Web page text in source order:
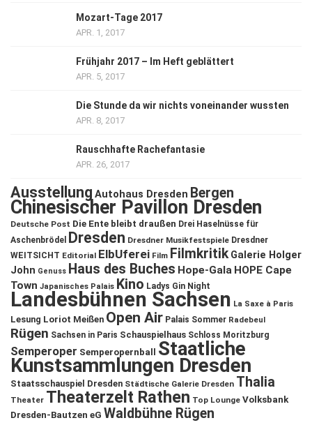
Mozart-Tage 2017
APR. 1, 2017
Frühjahr 2017 – Im Heft geblättert
APR. 5, 2017
Die Stunde da wir nichts voneinander wussten
APR. 8, 2017
Rauschhafte Rachefantasie
APR. 26, 2017
Ausstellung Autohaus Dresden Bergen
Chinesischer Pavillon Dresden
Deutsche Post Die Ente bleibt draußen Drei Haselnüsse für
Aschenbrödel
Dresden Dresdner Musikfestspiele Dresdner
WEITSICHT Editorial ElbUferei Film Filmkritik Galerie Holger
John Genuss Haus des Buches Hope-Gala HOPE Cape
Town Japanisches Palais Kino Ladys Gin Night
Landesbühnen Sachsen La Saxe à Paris
Lesung Loriot Meißen Open Air Palais Sommer Radebeul
Rügen Sachsen in Paris Schauspielhaus Schloss Moritzburg
Semperoper Semperopernball Staatliche
Kunstsammlungen Dresden
Staatsschauspiel Dresden Städtische Galerie Dresden Thalia
Theater Theaterzelt Rathen Top Lounge Volksbank
Dresden-Bautzen eG Waldbühne Rügen